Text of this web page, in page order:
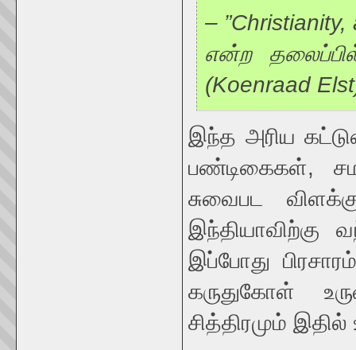
–
என்ற
(Koenraad
இந்த அரிய
பண்டிகைகள்,
சுவைபட
இந்தியாவிற்கு
இப்போது
கருதுகோள்
சித்திரமும்